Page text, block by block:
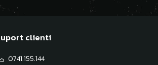
clienti
0741.155.144